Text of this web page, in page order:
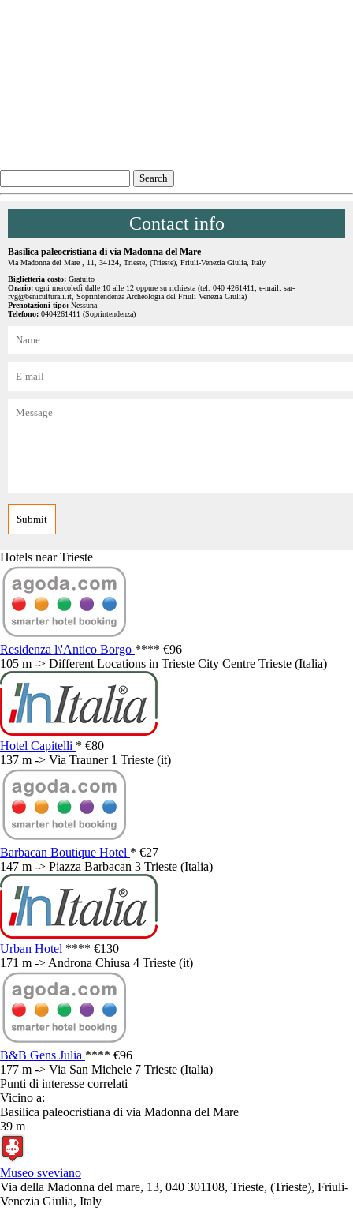
Contact info
Basilica paleocristiana di via Madonna del Mare
Via Madonna del Mare , 11, 34124, Trieste, (Trieste), Friuli-Venezia Giulia, Italy
Biglietteria costo: Gratuito
Orario: ogni mercoledì dalle 10 alle 12 oppure su richiesta (tel. 040 4261411; e-mail: sar-
fvg@beniculturali.it, Soprintendenza Archeologia del Friuli Venezia Giulia)
Prenotazioni tipo: Nessuna
Telefono: 0404261411 (Soprintendenza)
Hotels near Trieste
Residenza l\'Antico Borgo **** €96
105 m -> Different Locations in Trieste City Centre Trieste (Italia)
Hotel Capitelli * €80
137 m -> Via Trauner 1 Trieste (it)
Barbacan Boutique Hotel * €27
147 m -> Piazza Barbacan 3 Trieste (Italia)
Urban Hotel **** €130
171 m -> Androna Chiusa 4 Trieste (it)
B&B Gens Julia **** €96
177 m -> Via San Michele 7 Trieste (Italia)
Punti di interesse correlati
Vicino a:
Basilica paleocristiana di via Madonna del Mare
39 m
Museo sveviano
Via della Madonna del mare, 13, 040 301108, Trieste, (Trieste), Friuli-
Venezia Giulia, Italy